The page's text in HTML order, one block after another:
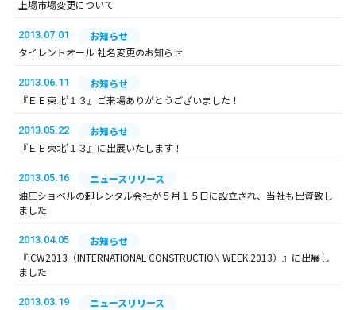
上場市場変更について
2013.07.01
お知らせ
タイレントオール 社名変更のお知らせ
2013.06.11
お知らせ
『ＥＥ東北’１３』ご来場ありがとうございました！
2013.05.22
お知らせ
『ＥＥ東北’１３』に出展いたします！
2013.05.16
ニュースリリース
油圧ショベルの卸レンタル会社が５月１５日に設立され、当社も出資致し
ました
2013.04.05
お知らせ
『ICW2013（INTERNATIONAL CONSTRUCTION WEEK 2013）』に出展し
ました
2013.03.19
ニュースリリース